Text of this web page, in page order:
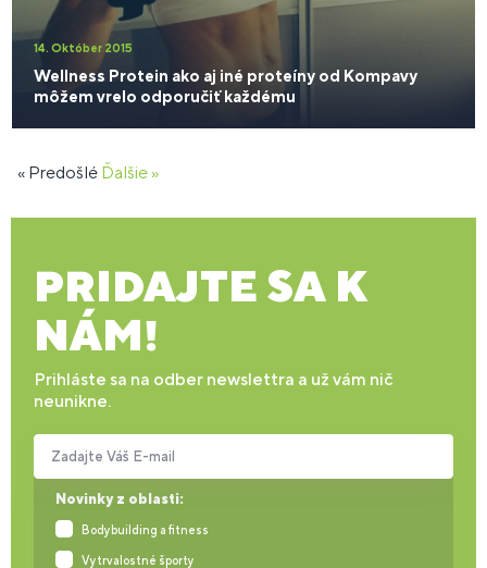
14. Október 2015
Wellness Protein ako aj iné proteíny od Kompavy
môžem vrelo odporučiť každému
« Predošlé Ďalšie »
PRIDAJTE SA K
NÁM!
Prihláste sa na odber newslettra a už vám nič
neunikne.
Novinky z oblasti:
Bodybuilding a fitness
Vytrvalostné športy
Zadajte Váš E-mail